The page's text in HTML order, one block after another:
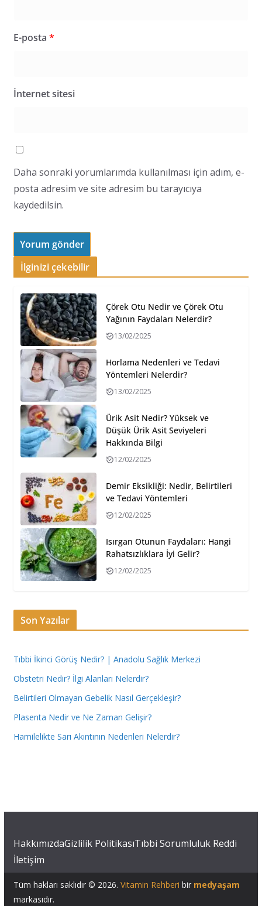
E-posta *
İnternet sitesi
Daha sonraki yorumlarımda kullanılması için adım, e-
posta adresim ve site adresim bu tarayıcıya
kaydedilsin.
İlginizi çekebilir
Çörek Otu Nedir ve Çörek Otu
Yağının Faydaları Nelerdir?
13/02/2025
Horlama Nedenleri ve Tedavi
Yöntemleri Nelerdir?
13/02/2025
Ürik Asit Nedir? Yüksek ve
Düşük Ürik Asit Seviyeleri
Hakkında Bilgi
12/02/2025
Demir Eksikliği: Nedir, Belirtileri
ve Tedavi Yöntemleri
12/02/2025
Isırgan Otunun Faydaları: Hangi
Rahatsızlıklara İyi Gelir?
12/02/2025
Son Yazılar
Tıbbi İkinci Görüş Nedir? | Anadolu Sağlık Merkezi
Obstetri Nedir? İlgi Alanları Nelerdir?
Belirtileri Olmayan Gebelik Nasıl Gerçekleşir?
Plasenta Nedir ve Ne Zaman Gelişir?
Hamilelikte Sarı Akıntının Nedenleri Nelerdir?
HakkımızdaGizlilik PolitikasıTıbbi Sorumluluk Reddi
İletişim
Tüm hakları saklıdır © 2026. Vitamin Rehberi bir medyaşam
markasıdır.